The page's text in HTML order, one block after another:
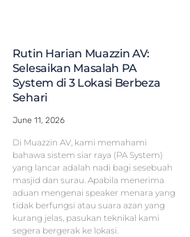
Rutin Harian Muazzin AV:
Selesaikan Masalah PA
System di 3 Lokasi Berbeza
Sehari
June 11, 2026
Di Muazzin AV, kami memahami
bahawa sistem siar raya (PA System)
yang lancar adalah nadi bagi sesebuah
masjid dan surau. Apabila menerima
aduan mengenai speaker menara yang
tidak berfungsi atau suara azan yang
kurang jelas, pasukan teknikal kami
segera bergerak ke lokasi.